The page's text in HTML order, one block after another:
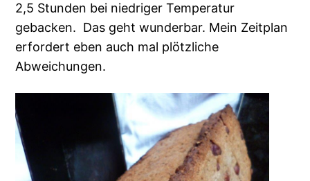
2,5 Stunden bei niedriger Temperatur
gebacken. Das geht wunderbar. Mein Zeitplan
erfordert eben auch mal plötzliche
Abweichungen.